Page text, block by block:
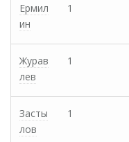
Ермил
ин
1
Журав
лев
1
Засты
лов
1